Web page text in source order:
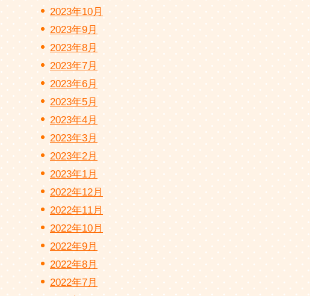
2023年10月
2023年9月
2023年8月
2023年7月
2023年6月
2023年5月
2023年4月
2023年3月
2023年2月
2023年1月
2022年12月
2022年11月
2022年10月
2022年9月
2022年8月
2022年7月